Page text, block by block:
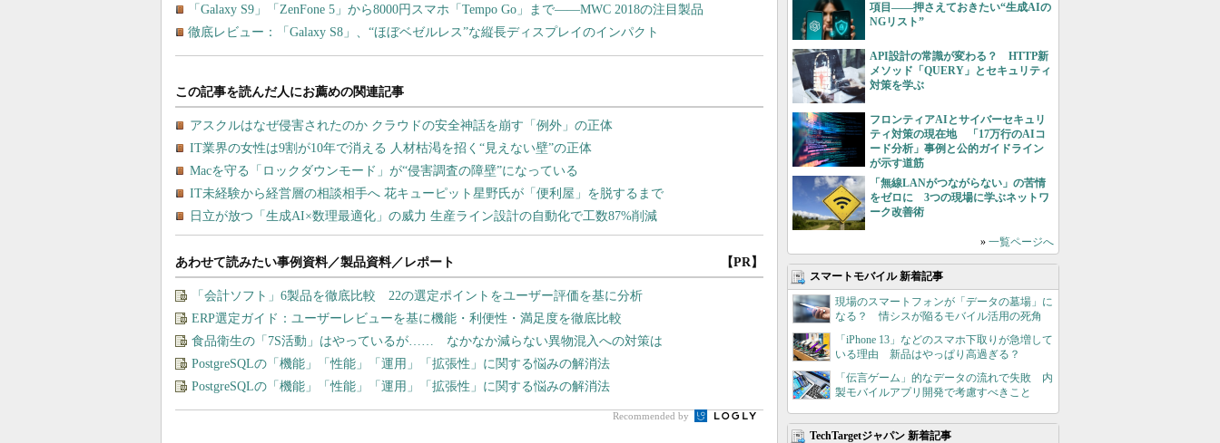
「Galaxy S9」「ZenFone 5」から8000円スマホ「Tempo Go」まで――MWC 2018の注目製品
徹底レビュー：「Galaxy S8」、“ほぼベゼルレス”な縦長ディスプレイのインパクト
あわせて読みたい事例資料／製品資料／レポート 【PR】
「会計ソフト」6製品を徹底比較 22の選定ポイントをユーザー評価を基に分析
ERP選定ガイド：ユーザーレビューを基に機能・利便性・満足度を徹底比較
食品衛生の「7S活動」はやっているが…… なかなか減らない異物混入への対策は
PostgreSQLの「機能」「性能」「運用」「拡張性」に関する悩みの解消法
PostgreSQLの「機能」「性能」「運用」「拡張性」に関する悩みの解消法
Recommended by
項目――押さえておきたい“生成AIの
NGリスト”
API設計の常識が変わる？ HTTP新
メソッド「QUERY」とセキュリティ
対策を学ぶ
フロンティアAIとサイバーセキュリ
ティ対策の現在地 「17万行のAIコ
ード分析」事例と公的ガイドライン
が示す道筋
「無線LANがつながらない」の苦情
をゼロに 3つの現場に学ぶネットワ
ーク改善術
» 一覧ページへ
スマートモバイル 新着記事
現場のスマートフォンが「データの墓場」に
なる？ 情シスが陥るモバイル活用の死角
「iPhone 13」などのスマホ下取りが急増して
いる理由 新品はやっぱり高過ぎる？
「伝言ゲーム」的なデータの流れで失敗 内
製モバイルアプリ開発で考慮すべきこと
TechTargetジャパン 新着記事